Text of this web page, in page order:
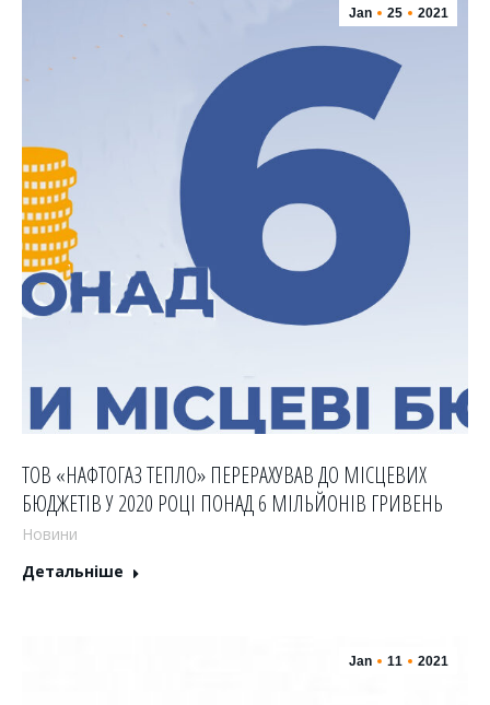
Jan 25 2021
ТОВ «НАФТОГАЗ ТЕПЛО» ПЕРЕРАХУВАВ ДО МІСЦЕВИХ
БЮДЖЕТІВ У 2020 РОЦІ ПОНАД 6 МІЛЬЙОНІВ ГРИВЕНЬ
Новини
Детальніше
Jan 11 2021